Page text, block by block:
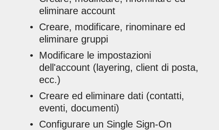
eliminare account
Creare, modificare, rinominare ed
eliminare gruppi
Modificare le impostazioni
dell'account (layering, client di posta,
ecc.)
Creare ed eliminare dati (contatti,
eventi, documenti)
Configurare un Single Sign-On